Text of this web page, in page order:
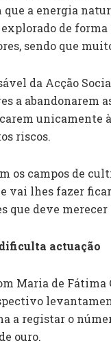
que a energia
de
sendo que
da Acção
a abandonarem
unicamente
riscos.
os campos de
vai lhes fazer
que deve merecer
actuação
Maria de
a registar o
ouro.